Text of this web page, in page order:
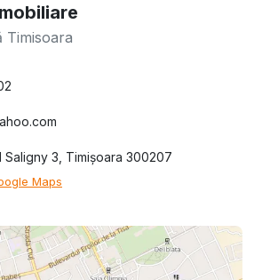
Timisoara
Saligny 3, Timișoara 300207
Maps